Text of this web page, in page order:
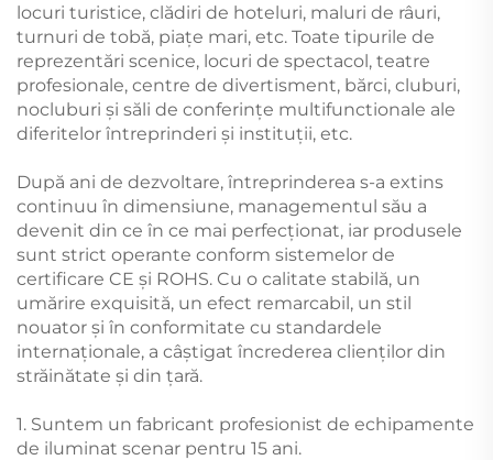
locuri turistice, clădiri de hoteluri, maluri de râuri,
turnuri de tobă, piațe mari, etc. Toate tipurile de
reprezentări scenice, locuri de spectacol, teatre
profesionale, centre de divertisment, bărci, cluburi,
nocluburi și săli de conferințe multifunctionale ale
diferitelor întreprinderi și instituții, etc.
După ani de dezvoltare, întreprinderea s-a extins
continuu în dimensiune, managementul său a
devenit din ce în ce mai perfecționat, iar produsele
sunt strict operante conform sistemelor de
certificare CE și ROHS. Cu o calitate stabilă, un
umărire exquisită, un efect remarcabil, un stil
nouator și în conformitate cu standardele
internaționale, a câștigat încrederea clienților din
străinătate și din țară.
1. Suntem un fabricant profesionist de echipamente
de iluminat scenar pentru 15 ani.